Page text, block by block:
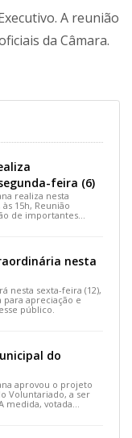
A reunião
da Câmara.
feira (6)
realiza nesta
15h, Reunião
de importantes
nesta
nesta sexta-feira (12),
para apreciação e
público.
do
aprovou o projeto
Voluntariado, a ser
medida, votada